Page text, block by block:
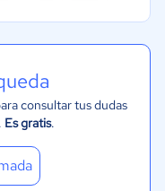
consultar tus dudas
Es gratis.